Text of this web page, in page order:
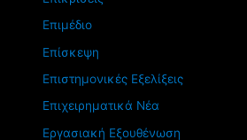
Επιμέδιο
Επίσκεψη
Επιστημονικές Εξελίξεις
Επιχειρηματικά Νέα
Εργασιακή Εξουθένωση